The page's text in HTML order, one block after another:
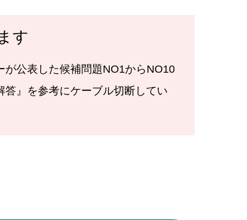
す
公表した候補問題NO1からNO10
』を参考にケーブル切断してい